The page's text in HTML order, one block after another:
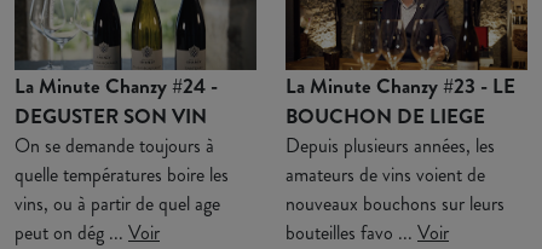
La Minute Chanzy #24 -
DEGUSTER SON VIN
On se demande toujours à
quelle températures boire les
vins, ou à partir de quel age
peut on dég ... Voir
La Minute Chanzy #23 - LE
BOUCHON DE LIEGE
Depuis plusieurs années, les
amateurs de vins voient de
nouveaux bouchons sur leurs
bouteilles favo ... Voir